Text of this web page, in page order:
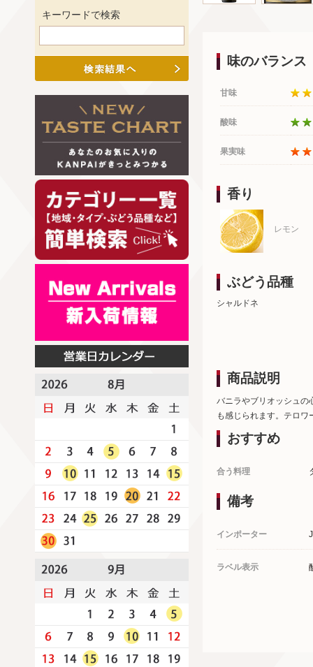
味のバランス
甘味
酸味
果実味
香り
レモン
ぶどう品種
シャルドネ
商品説明
バニラやブリオッシュの
も感じられます。テロ
おすすめ
合う料理
備考
インポーター
ラベル表示
キーワードで検索